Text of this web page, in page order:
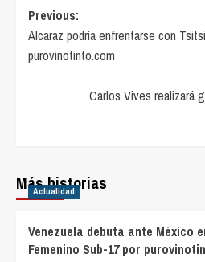
Post
navigation
Previous:
Alcaraz podría enfrentarse con
purovinotinto.com
Carlos Vives realizará
Más historias
Actualidad
Venezuela debuta ante México
Femenino Sub-17 por